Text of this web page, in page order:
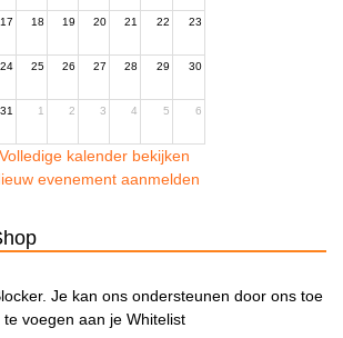
17 18 19 20 21 22 23
24 25 26 27 28 29 30
31 1 2 3 4 5 6
Volledige kalender bekijken
evenement aanmelden
Je kan ons ondersteunen door ons toe
te voegen aan je Whitelist